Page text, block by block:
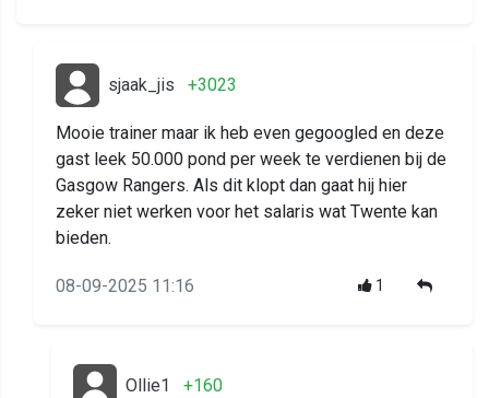
sjaak_jis +3023
Mooie trainer maar ik heb even gegoogled en deze
gast leek 50.000 pond per week te verdienen bij de
Gasgow Rangers. Als dit klopt dan gaat hij hier
zeker niet werken voor het salaris wat Twente kan
bieden.
08-09-2025 11:16 1
Ollie1 +160